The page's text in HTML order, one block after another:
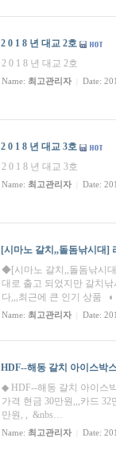
2 0 1 8 년 대교 2호
2 0 1 8 년 대교 2호
Name: 최고관리자 Date:
2 0 1 8 년 대교 3호
2 0 1 8 년 대교 3호
Name: 최고관리자 Date:
[시마노 갈치,,돌돔낚시대]
◆[시마노 갈치,,돌돔낚시
대로 출고 되었지만 갈치
다,,,최근에 큰 인기 상품
Name: 최고관리자 Date:
HDF--해동 갈치 아이스박
◆ HDF--해동 갈치 아이스
가격 현금 30만원,,,카드
만원, , &nbs…
Name: 최고관리자 Date: